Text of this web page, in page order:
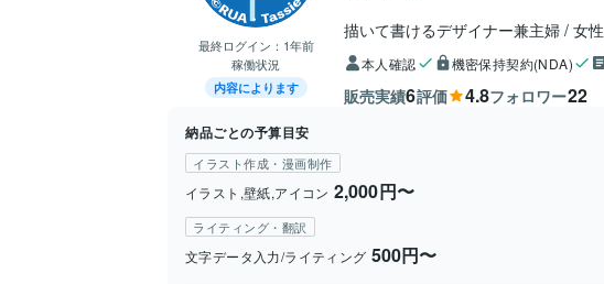
最終ログイン： 1年前
稼働状況
内容によります
描いて書けるデザイナー兼主婦 女性
本人確認 機密保持契約(NDA)
販売実績6評価 4.8フォロワー22
納品ごとの予算目安
イラスト作成・漫画制作
イラスト,壁紙,アイコン 2,000円〜
ライティング・翻訳
文字データ入力/ライティング 500円〜